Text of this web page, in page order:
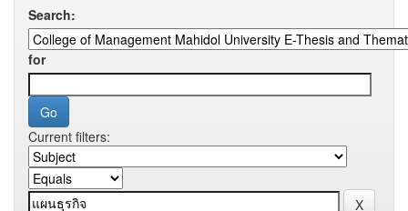
Search:
for
Current filters: